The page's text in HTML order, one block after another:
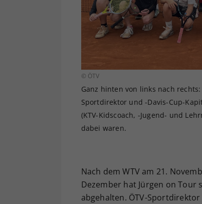
© ÖTV
Ganz hinten von links nach
Sportdirektor und -Davis-Cup-
(KTV-Kidscoach, -Jugend- und
dabei waren.
Nach dem WTV am 21.
Dezember hat Jürgen on Tour
abgehalten. ÖTV-